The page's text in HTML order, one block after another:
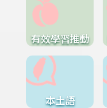
有效學習推動
本土語